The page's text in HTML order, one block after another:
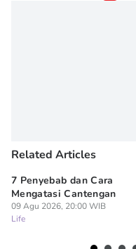
Related Articles
7 Penyebab dan Cara
Mengatasi Cantengan
09 Agu 2026, 20:00 WIB
Life